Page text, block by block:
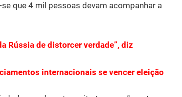
que 4 mil pessoas devam acompanhar a
Rússia de distorcer verdade”, diz
internacionais se vencer eleição